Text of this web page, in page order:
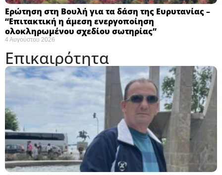
Ερώτηση στη Βουλή για τα δάση της Ευρυτανίας –
“Eπιτακτική η άμεση ενεργοποίηση
ολοκληρωμένου σχεδίου σωτηρίας”
4 Αυγούστου 2026
Επικαιρότητα